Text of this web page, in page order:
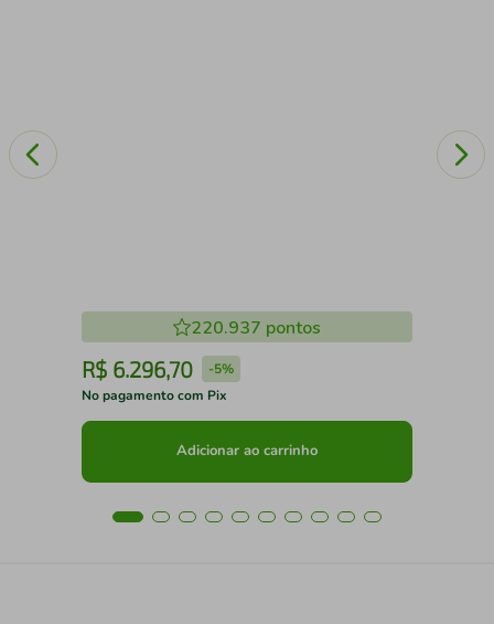
220.937 pontos
R$ 6.296,70 -5%
No pagamento com Pix
Adicionar ao carrinho